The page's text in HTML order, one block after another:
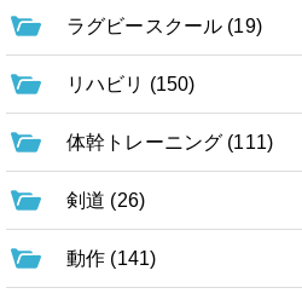
ラグビースクール (19)
リハビリ (150)
体幹トレーニング (111)
剣道 (26)
動作 (141)